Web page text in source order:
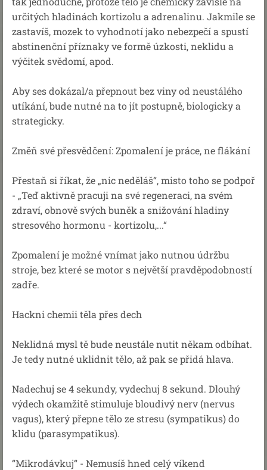
určitých hladinách kortizolu a adrenalinu. Jakmile se
zastavíš, mozek to vyhodnotí jako nebezpečí a spustí
abstinenční příznaky ve formě úzkosti, neklidu a
výčitek svědomí, apod.
Aby ses dokázal/a přepnout bez viny od neustálého
utíkání, bude nutné na to jít postupně, biologicky a
strategicky.
Změň své přesvědčení: Zpomalení je práce, ne flákání
Přestaň si říkat, že „nic neděláš“, misto toho se podpoř
- „Teď aktivně pracuji na své regeneraci, na svém
zdraví, obnově svých buněk a snižování hladiny
stresového hormonu - kortizolu,...“
Zpomalení je možné vnímat jako nutnou údržbu
stroje, bez které se motor s největší pravděpodobností
zadře.
Hackni chemii těla přes dech
Neklidná mysl tě bude neustále nutit někam odbíhat.
Je tedy nutné uklidnit tělo, až pak se přidá hlava.
Nadechuj se 4 sekundy, vydechuj 8 sekund. Dlouhý
výdech okamžitě stimuluje bloudivý nerv (nervus
vagus), který přepne tělo ze stresu (sympatikus) do
klidu (parasympatikus).
“Mikrodávkuj“ - Nemusíš hned celý víkend